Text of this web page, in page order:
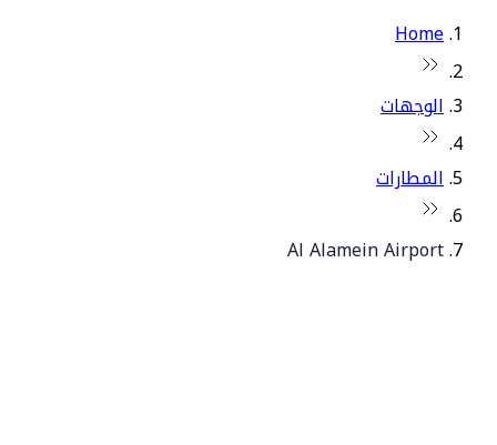
Home
الوجهات
المطارات
Al Alamein Airport